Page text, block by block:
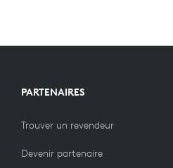
PARTENAIRES
Trouver un revendeur
Devenir partenaire